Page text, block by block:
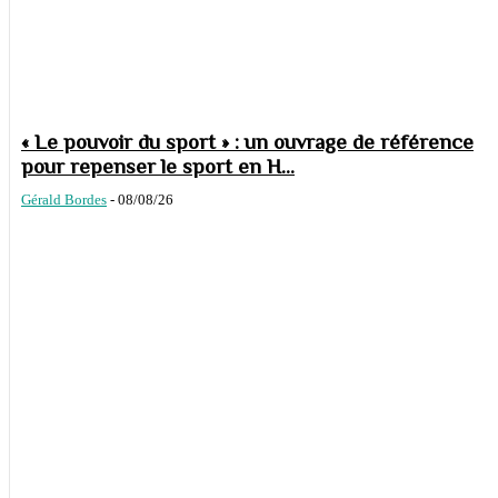
« Le pouvoir du sport » : un ouvrage de référence
pour repenser le sport en H...
Gérald Bordes - 08/08/26